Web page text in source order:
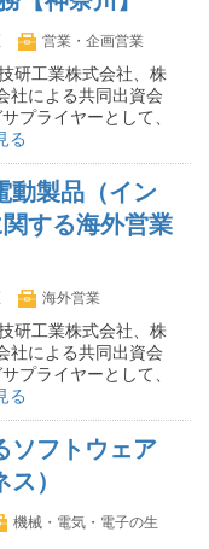
営業・企画営業
研工業株式会社、株
社による共同出資会
プライヤーとして、
る
動製品（イン
する海外営業
海外営業
研工業株式会社、株
社による共同出資会
プライヤーとして、
る
ソフトウェア
）
機械・電気・電子の生